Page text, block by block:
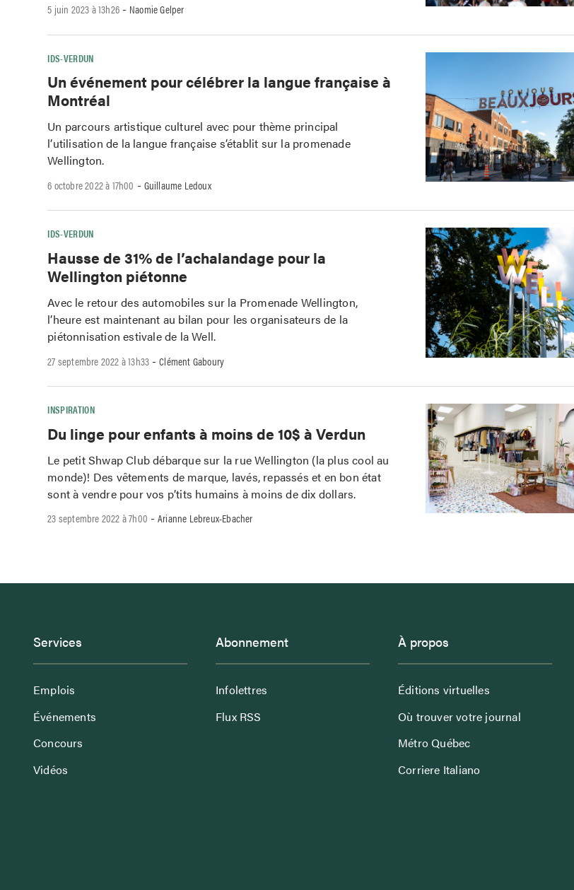
5 juin 2023 à 13h26 - Naomie Gelper
IDS-VERDUN
Un événement pour célébrer la langue française à
Montréal
Un parcours artistique culturel avec pour thème principal
l’utilisation de la langue française s’établit sur la promenade
Wellington.
6 octobre 2022 à 17h00 -Guillaume Ledoux
IDS-VERDUN
Hausse de 31% de l’achalandage pour la
Wellington piétonne
Avec le retour des automobiles sur la Promenade Wellington,
l’heure est maintenant au bilan pour les organisateurs de la
piétonnisation estivale de la Well.
27 septembre 2022 à 13h33 -Clément Gaboury
INSPIRATION
Du linge pour enfants à moins de 10$ à Verdun
Le petit Shwap Club débarque sur la rue Wellington (la plus cool au
monde)! Des vêtements de marque, lavés, repassés et en bon état
sont à vendre pour vos p’tits humains à moins de dix dollars.
23 septembre 2022 à 7h00 -Arianne Lebreux-Ebacher
Services
Emplois
Événements
Concours
Vidéos
Abonnement
Infolettres
Flux RSS
À propos
Éditions virtuelles
Où trouver votre journal
Métro Québec
Corriere Italiano